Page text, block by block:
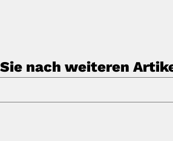
nach weiteren